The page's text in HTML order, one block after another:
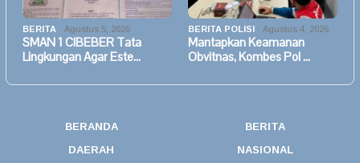
BERITA Agustus 5, 2026
SMAN 1 CIBEBER Tata
Lingkungan Agar Este…
BERITA POLISI Agustus 4, 2026
Mantapkan Keamanan
Obvitnas, Kombes Pol …
BERANDA
BERITA
DAERAH
NASIONAL